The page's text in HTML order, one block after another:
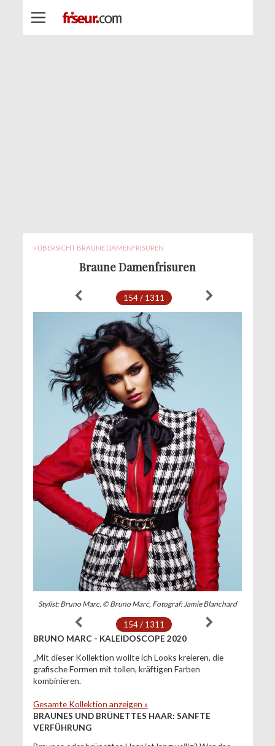
« ÜBERSICHT BRAUNE DAMENFRISUREN
Braune Damenfrisuren
154 / 1311
Stylist: Bruno Marc, © Bruno Marc, Fotograf: Jamie Blanchard
154 / 1311
BRUNO MARC - KALEIDOSCOPE 2020
„Mit dieser Kollektion wollte ich Looks kreieren, die
grafische Formen mit tollen, kräftigen Farben
kombinieren.
Gesamte Kollektion anzeigen »
BRAUNES UND BRÜNETTES HAAR: SANFTE
VERFÜHRUNG